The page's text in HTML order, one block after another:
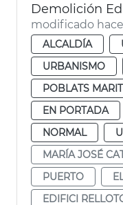
modificado
ALCALDÍA
URBANISMO
POBLATS
EN PORTADA
NORMAL
MARÍA JOSÉ
PUERTO
EDIFICI